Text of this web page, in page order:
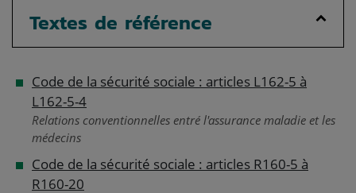
Textes de référence
Code de la sécurité sociale : articles L162-5 à
L162-5-4
Relations conventionnelles entré l'assurance maladie et les
médecins
Code de la sécurité sociale : articles R160-5 à
R160-20